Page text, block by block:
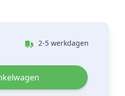
2-5 werkdagen